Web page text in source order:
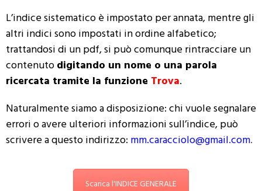
L’indice sistematico è impostato per annata, mentre gli
altri indici sono impostati in ordine alfabetico;
trattandosi di un pdf, si può comunque rintracciare un
contenutodigitando un nome o una parola
ricercata tramite la funzione Trova.
Naturalmente siamo a disposizione: chi vuole segnalare
errori o avere ulteriori informazioni sull’indice, può
scrivere a questo indirizzo: mm.caracciolo@gmail.com.
Scarica l'INDICE GENERALE